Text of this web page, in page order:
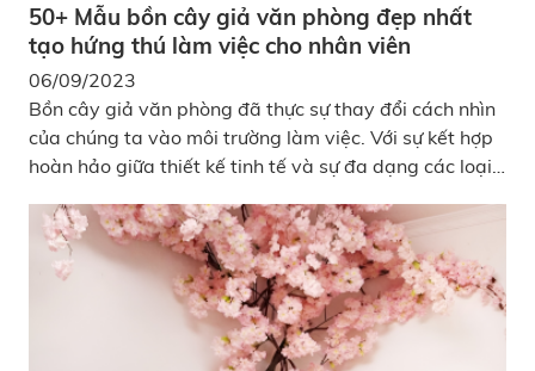
50+ Mẫu bồn cây giả văn phòng đẹp nhất
tạo hứng thú làm việc cho nhân viên
06/09/2023
Bồn cây giả văn phòng đã thực sự thay đổi cách nhìn
của chúng ta vào môi trường làm việc. Với sự kết hợp
hoàn hảo giữa thiết kế tinh tế và sự đa dạng các loại
trang trí sang trọng, mà còn là một nguồn cảm hứng
vô tận cho nhân viên trong văn phòng.